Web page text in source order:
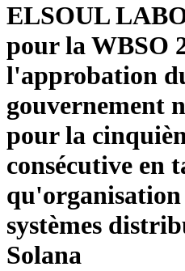
ELSOUL
pour la WBSO
l'approbation
gouvernement
pour la
consécutive en
qu'organisation
systèmes
Solana